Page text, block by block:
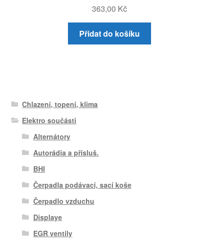
363,00 Kč
Přidat do košíku
Chlazení, topení, klima
Elektro součásti
Alternátory
Autorádia a přísluš.
BHI
Čerpadla podávací, sací koše
Čerpadlo vzduchu
Displaye
EGR ventily